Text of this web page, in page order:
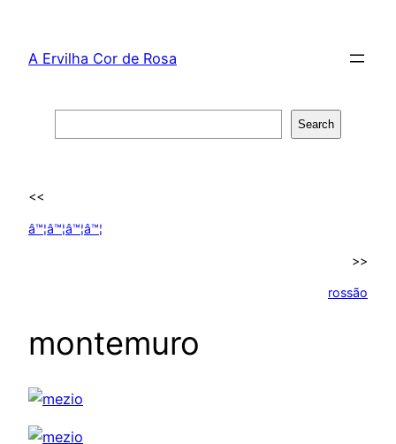
content
A Ervilha Cor de Rosa
Search
<<
â™¦â™¦â™¦â™¦
>>
rossão
montemuro